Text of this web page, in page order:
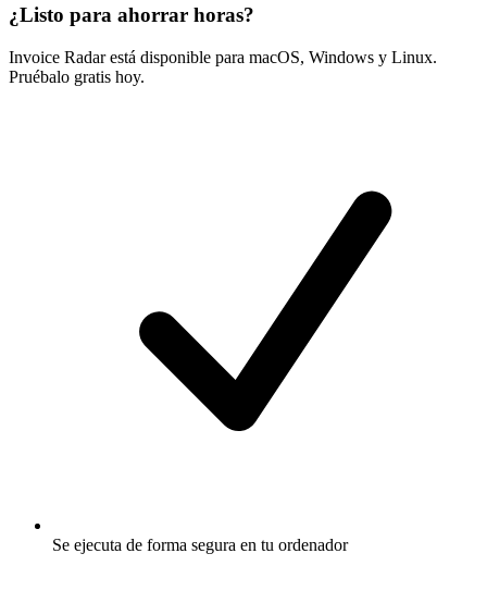
¿Listo para ahorrar horas?
Invoice Radar está disponible para macOS, Windows y Linux.
Pruébalo gratis hoy.
Se ejecuta de forma segura en tu ordenador